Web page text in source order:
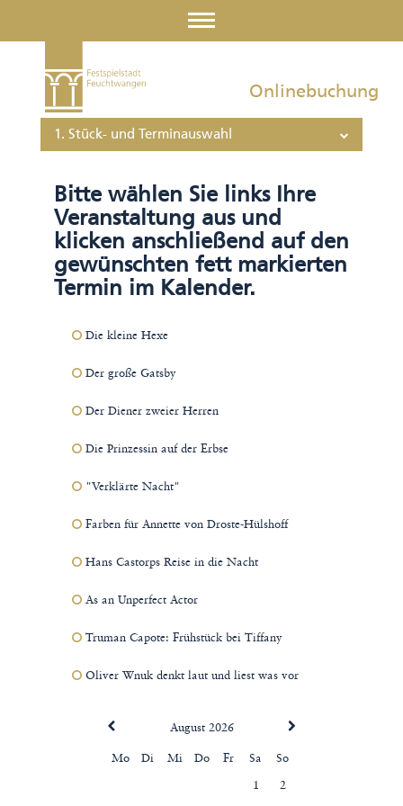
Onlinebuchung
1. Stück- und Terminauswahl
Bitte wählen Sie links Ihre
Veranstaltung aus und
klicken anschließend auf den
gewünschten fett markierten
Termin im Kalender.
Die kleine Hexe
Der große Gatsby
Der Diener zweier Herren
Die Prinzessin auf der Erbse
"Verklärte Nacht"
Farben für Annette von Droste-Hülshoff
Hans Castorps Reise in die Nacht
As an Unperfect Actor
Truman Capote: Frühstück bei Tiffany
Oliver Wnuk denkt laut und liest was vor
August 2026
Mo Di Mi Do Fr Sa So
1 2